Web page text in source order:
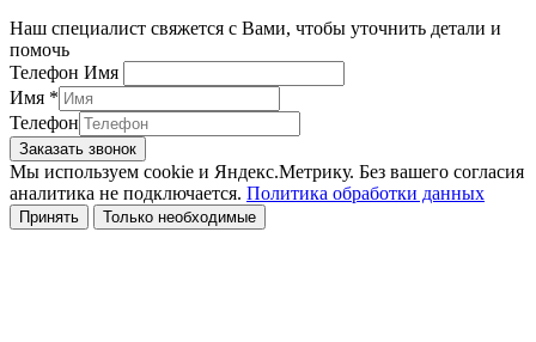
Наш специалист свяжется с Вами, чтобы уточнить детали и
помочь
Телефон Имя
Имя *
Телефон
Заказать звонок
Мы используем cookie и Яндекс.Метрику. Без вашего согласия
аналитика не подключается. Политика обработки данных
Принять Только необходимые